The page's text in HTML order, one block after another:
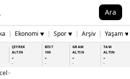
Ara
| Ekonomi ▼ | Spor ▼ | Arşiv | Yaşam ▼
ÇEYREK
ALTIN
-
-
BİST
100
-
-
GRAM
ALTIN
-
-
TAM
ALTIN
-
-
>